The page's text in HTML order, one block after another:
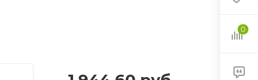
0